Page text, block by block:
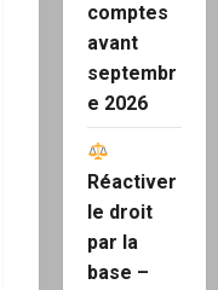
comptes
avant
septembr
e 2026
Réactiver
le droit
par la
base –